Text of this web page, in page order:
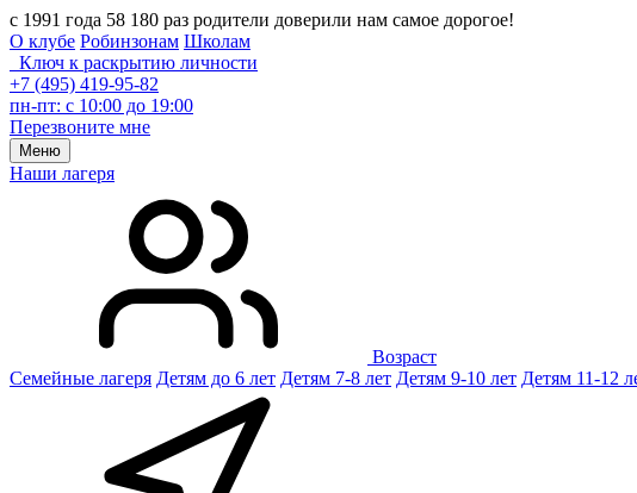
с 1991 года 58 180 раз родители доверили нам самое дорогое!
О клубе Робинзонам Школам
Ключ к раскрытию личности
+7 (495) 419-95-82
пн-пт: с 10:00 до 19:00
Перезвоните мне
Меню
Наши лагеря
Возраст
Семейные лагеря Детям до 6 лет Детям 7-8 лет Детям 9-10 лет Детям 11-12